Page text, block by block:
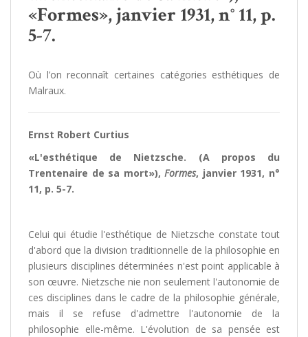
«Formes», janvier 1931, n° 11, p.
5-7.
Où l’on reconnaît certaines catégories esthétiques de
Malraux.
Ernst Robert Curtius
«L'esthétique de Nietzsche. (A propos du
Trentenaire de sa mort»),Formes, janvier 1931, n°
11, p. 5-7.
Celui qui étudie l'esthétique de Nietzsche constate tout
d'abord que la division traditionnelle de la philosophie en
plusieurs disciplines déterminées n'est point applicable à
son œuvre. Nietzsche nie non seulement l'autonomie de
ces disciplines dans le cadre de la philosophie générale,
mais il se refuse d'admettre l'autonomie de la
philosophie elle-même. L'évolution de sa pensée est